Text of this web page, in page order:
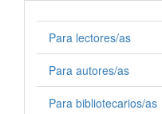
Para lectores/as
Para autores/as
Para bibliotecarios/as